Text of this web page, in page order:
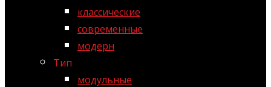
классические
современные
модерн
Тип
модульные